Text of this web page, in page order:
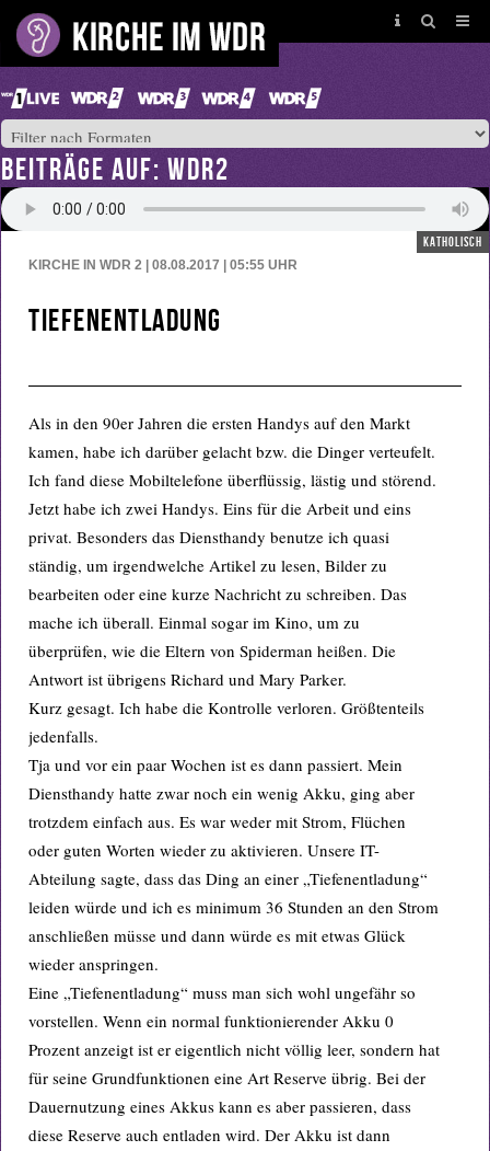
BEITRÄGE AUF: WDR2
katholisch
KIRCHE IN WDR 2 | 08.08.2017 | 05:55 UHR
Tiefenentladung
Als in den 90er Jahren die ersten Handys auf den Markt
kamen, habe ich darüber gelacht bzw. die Dinger verteufelt.
Ich fand diese Mobiltelefone überflüssig, lästig und störend.
Jetzt habe ich zwei Handys. Eins für die Arbeit und eins
privat. Besonders das Diensthandy benutze ich quasi
ständig, um irgendwelche Artikel zu lesen, Bilder zu
bearbeiten oder eine kurze Nachricht zu schreiben. Das
mache ich überall. Einmal sogar im Kino, um zu
überprüfen, wie die Eltern von Spiderman heißen. Die
Antwort ist übrigens Richard und Mary Parker.
Kurz gesagt. Ich habe die Kontrolle verloren. Größtenteils
jedenfalls.
Tja und vor ein paar Wochen ist es dann passiert. Mein
Diensthandy hatte zwar noch ein wenig Akku, ging aber
trotzdem einfach aus. Es war weder mit Strom, Flüchen
oder guten Worten wieder zu aktivieren. Unsere IT-
Abteilung sagte, dass das Ding an einer „Tiefenentladung“
leiden würde und ich es minimum 36 Stunden an den Strom
anschließen müsse und dann würde es mit etwas Glück
wieder anspringen.
Eine „Tiefenentladung“ muss man sich wohl ungefähr so
vorstellen. Wenn ein normal funktionierender Akku 0
Prozent anzeigt ist er eigentlich nicht völlig leer, sondern hat
für seine Grundfunktionen eine Art Reserve übrig. Bei der
Dauernutzung eines Akkus kann es aber passieren, dass
diese Reserve auch entladen wird. Der Akku ist dann